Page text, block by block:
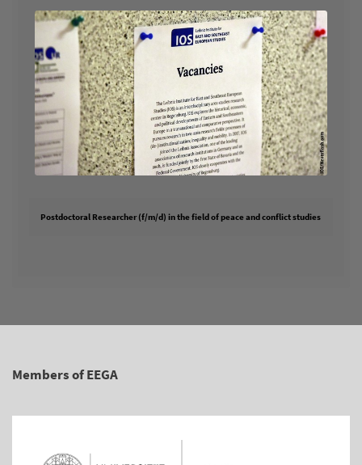
Postdoctoral Researcher (f/m/d) in the field of peace and conflict studies
Members of EEGA